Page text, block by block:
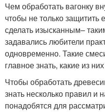
Чем обработать вагонку
чтобы не только
сделать изысканным–
задавались любители
одновременно. Такие
главное знать, какие из
Чтобы обработать
знать несколько правил и
понадобятся для